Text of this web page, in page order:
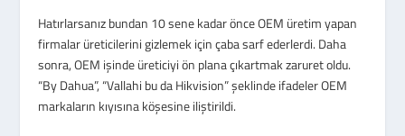
Hatırlarsanız bundan 10 sene kadar önce OEM üretim yapan
firmalar üreticilerini gizlemek için çaba sarf ederlerdi. Daha
sonra, OEM işinde üreticiyi ön plana çıkartmak zaruret oldu.
“By Dahua”, “Vallahi bu da Hikvision” şeklinde ifadeler OEM
markaların kıyısına köşesine iliştirildi.